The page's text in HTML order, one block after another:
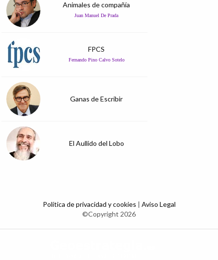
Animales de compañía
Juan Manuel De Prada
FPCS
Fernando Pino Calvo Sotelo
Ganas de Escribir
El Aullido del Lobo
Política de privacidad y cookies | Aviso Legal
©Copyright 2026